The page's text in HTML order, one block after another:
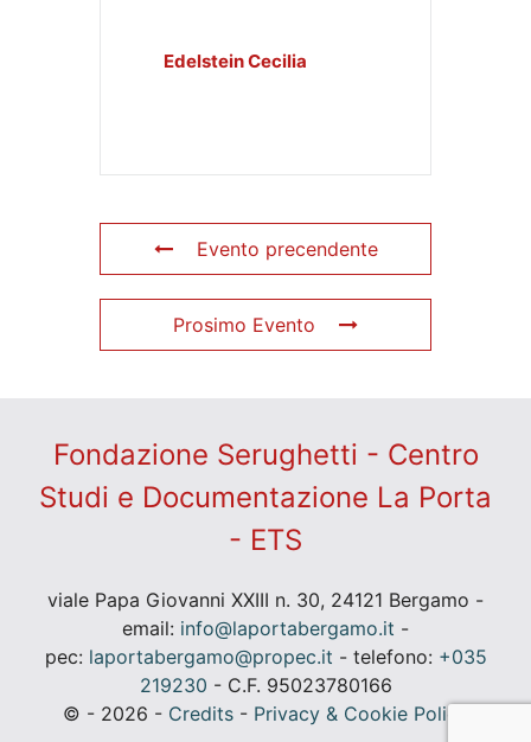
Edelstein Cecilia
Evento precendente
Prosimo Evento
Fondazione Serughetti - Centro
Studi e Documentazione La Porta
- ETS
viale Papa Giovanni XXIII n. 30, 24121 Bergamo -
email: info@laportabergamo.it -
pec: laportabergamo@propec.it - telefono: +035
219230 - C.F. 95023780166
© - 2026 - Credits - Privacy & Cookie Policy